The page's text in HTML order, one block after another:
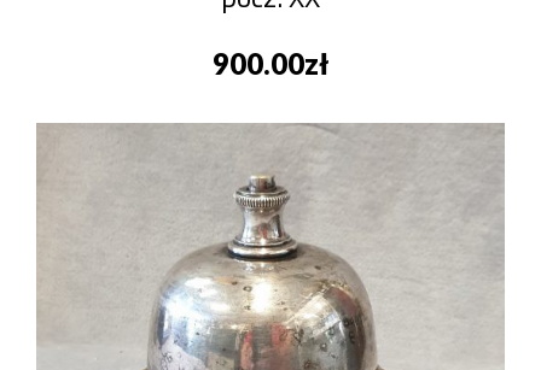
900.00zł